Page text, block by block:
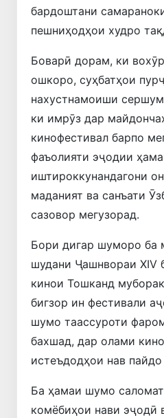
бардоштани
пешниҳодҳои худро
Боварӣ дорам, ки
ошкоро, суҳбатҳои
нахустнамоиши
ки имрӯз дар
кинофестивал барпо
фаъолияти эҷодии
иштироккунандагони
маданият ва санъати
сазовор мегузорад.
Бори дигар шуморо ба
шудани Ҷашнвораи XIV
кинои Тошканд
бигзор ин фестивали
шумо таассуроти
бахшад, дар олами
истеъдодҳои нав пайдо
Ба ҳамаи шумо
комёбиҳои нави эҷодӣ